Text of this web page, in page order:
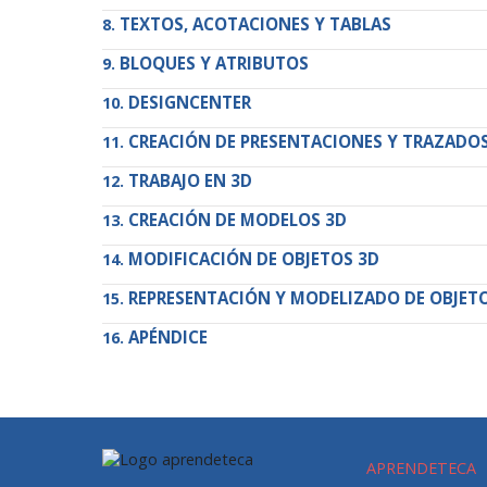
TEXTOS, ACOTACIONES Y TABLAS
BLOQUES Y ATRIBUTOS
DESIGNCENTER
CREACIÓN DE PRESENTACIONES Y
TRABAJO EN 3D
CREACIÓN DE MODELOS 3D
MODIFICACIÓN DE OBJETOS 3D
REPRESENTACIÓN Y MODELIZADO DE
APÉNDICE
APRENDETECA